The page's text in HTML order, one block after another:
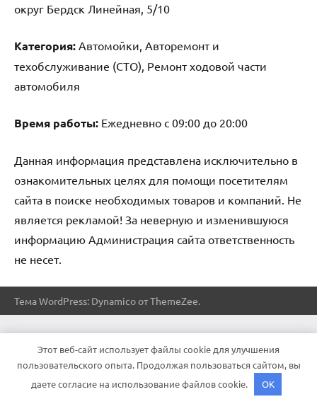
округ Бердск Линейная, 5/10
Категория: Автомойки, Авторемонт и
техобслуживание (СТО), Ремонт ходовой части
автомобиля
Время работы: Ежедневно с 09:00 до 20:00
Данная информация представлена исключительно в
ознакомительных целях для помощи посетителям
сайта в поиске необходимых товаров и компаний. Не
является рекламой! За неверную и изменившуюся
информацию Администрация сайта ответственность
не несет.
Тема WordPress: Dynamico от ThemeZee.
Этот веб-сайт использует файлы cookie для улучшения
пользовательского опыта. Продолжая пользоваться сайтом, вы
даете согласие на использование файлов cookie.
OK